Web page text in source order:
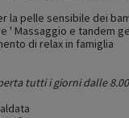
la pelle sensibile dei
' Massaggio e tandem
di relax in famiglia
tutti i giorni dalle